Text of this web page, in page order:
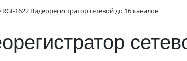
RGI-1622 Видеорегистратор сетевой до 16 каналов